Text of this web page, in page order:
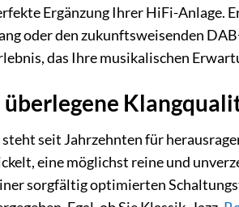
Ergänzung Ihrer HiFi-Anlage.
oder den zukunftsweisenden
das Ihre musikalischen
überlegene
seit Jahrzehnten für
eine möglichst reine und
sorgfältig optimierten